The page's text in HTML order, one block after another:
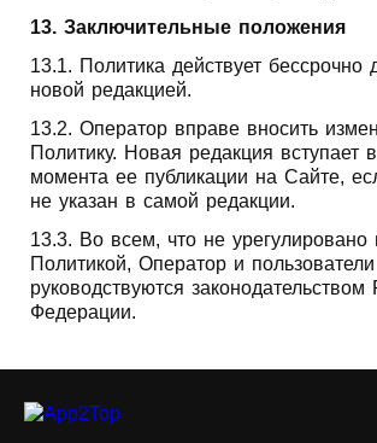
13. Заключительные положения
13.1. Политика действует бессрочно
новой редакцией.
13.2. Оператор вправе вносить
Политику. Новая редакция вступает
момента ее публикации на Сайте,
не указан в самой редакции.
13.3. Во всем, что не урегулировано
Политикой, Оператор и пользователи
руководствуются законодательством
Федерации.